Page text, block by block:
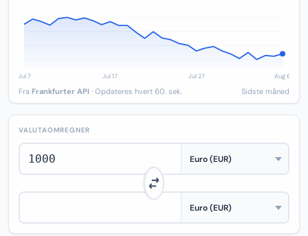
Fra Frankfurter API · Opdateres hvert 60. sek. Sidste måned
VALUTAOMREGNER